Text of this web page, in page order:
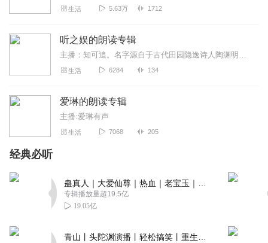
生活 5.63万 1712
听之娱的朗读专辑
主播：知可追。名字源自于古代田园隐逸诗人陶渊明写的《归去来兮辞》其中这样一句话：悟已往之不谏，知来者之可追。意思就是：我明白，已往的不能挽救，我知道，靠将来还可...
生活 6284 134
爱琳的朗读专辑
主播:爱琳有声
生活 7068 205
经典必听
专辑播放量超19.5亿
19.05亿